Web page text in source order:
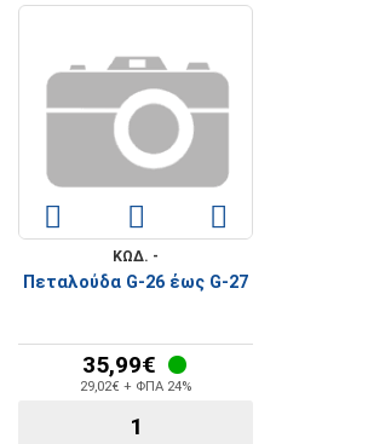
ΚΩΔ. -
Πεταλούδα G-26 έως G-27
35,99€
29,02€ + ΦΠΑ 24%